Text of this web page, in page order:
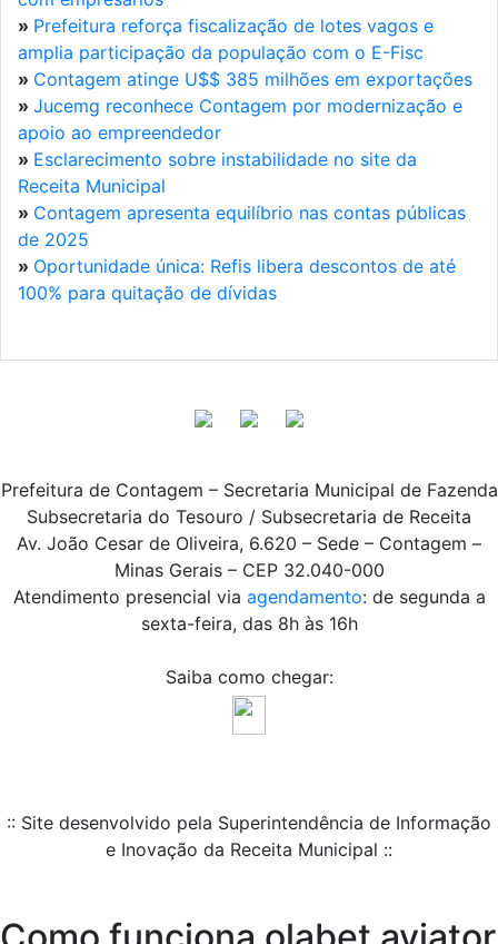
» Prefeitura reforça fiscalização de lotes vagos e
amplia participação da população com o E-Fisc
» Contagem atinge U$$ 385 milhões em exportações
» Jucemg reconhece Contagem por modernização e
apoio ao empreendedor
» Esclarecimento sobre instabilidade no site da
Receita Municipal
» Contagem apresenta equilíbrio nas contas públicas
de 2025
» Oportunidade única: Refis libera descontos de até
100% para quitação de dívidas
Prefeitura de Contagem – Secretaria Municipal de Fazenda
Subsecretaria do Tesouro / Subsecretaria de Receita
Av. João Cesar de Oliveira, 6.620 – Sede – Contagem –
Minas Gerais – CEP 32.040-000
Atendimento presencial via agendamento: de segunda a
sexta-feira, das 8h às 16h
Saiba como chegar:
:: Site desenvolvido pela Superintendência de Informação
e Inovação da Receita Municipal ::